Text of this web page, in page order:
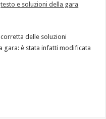
testo e soluzioni della gara
delle soluzioni
gara: è stata infatti modificata